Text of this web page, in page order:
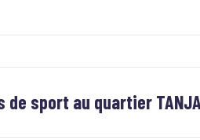
sport au quartier